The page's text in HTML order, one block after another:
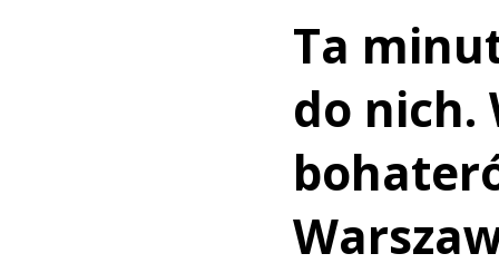
Ta
do nich.